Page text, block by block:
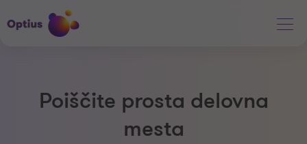
Poiščite prosta delovna
mesta